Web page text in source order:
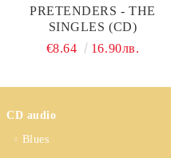
PRETENDERS - THE
SINGLES (CD)
€8.64
16.90лв.
CD audio
Blues